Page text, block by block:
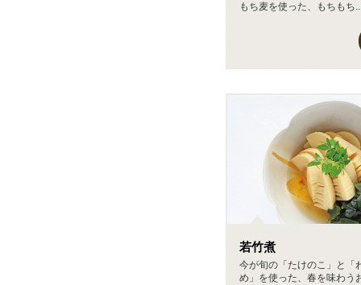
もち麦を使った、もちもち
若竹煮
今が旬の「たけのこ」と「
め」を使った、春を味わう